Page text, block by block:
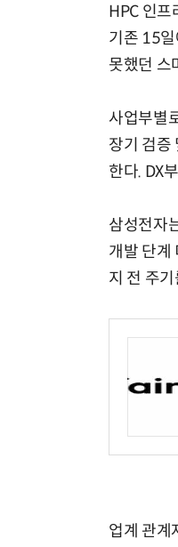
HPC 인프
기존 15일
못했던 스
사업부별
장기 검증
한다. DX
삼성전자
개발 단계
지 전 주
업계 관계